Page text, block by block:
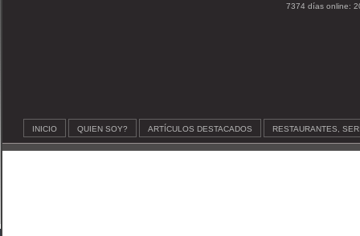
7374 días online:
INICIO QUIEN SOY? ARTÍCULOS DESTACADOS RESTAURANTES,